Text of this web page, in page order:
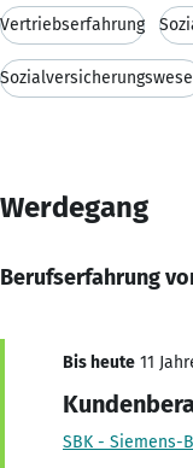
Vertriebserfahrung
Werdegang
Berufserfahrung
Bis heute 11
SBK - Siemens-